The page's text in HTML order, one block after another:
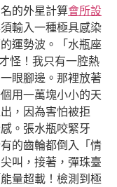
的外星計算會所設
輸入一種極具感染
運勢波。「水瓶座
怪！我只有一腔熱
眼腳邊。那裡放著
用一萬塊小小的天
，因為害怕被拒
。張水瓶咬緊牙
的齒輪都倒入「情
叫，接著，彈珠臺
量超載！檢測到極